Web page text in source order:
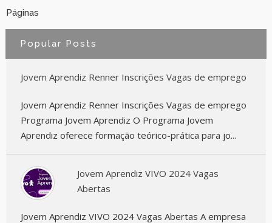
Páginas
Popular Posts
Jovem Aprendiz Renner Inscrições Vagas de emprego
Jovem Aprendiz Renner Inscrições Vagas de emprego
Programa Jovem Aprendiz O Programa Jovem
Aprendiz oferece formação teórico-prática para jo...
Jovem Aprendiz VIVO 2024 Vagas
Abertas
Jovem Aprendiz VIVO 2024 Vagas Abertas A empresa